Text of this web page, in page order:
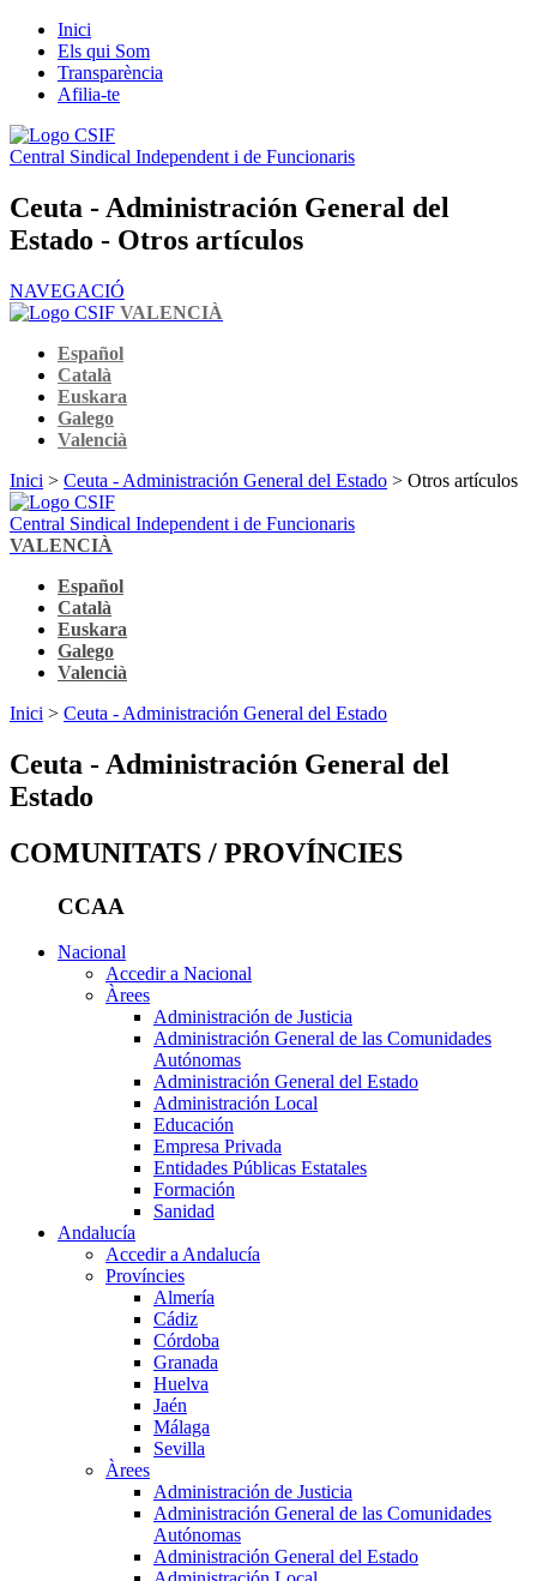
Inici
Els qui Som
Transparència
Afilia-te
Central Sindical Independent i de Funcionaris
Ceuta - Administración General del
Estado - Otros artículos
NAVEGACIÓ
VALENCIÀ
Español
Català
Euskara
Galego
Valencià
Inici > Ceuta - Administración General del Estado > Otros artículos
Central Sindical Independent i de Funcionaris
VALENCIÀ
Español
Català
Euskara
Galego
Valencià
Inici > Ceuta - Administración General del Estado
Ceuta - Administración General del
Estado
COMUNITATS / PROVÍNCIES
CCAA
Nacional
Accedir a Nacional
Àrees
Administración de Justicia
Administración General de las Comunidades
Autónomas
Administración General del Estado
Administración Local
Educación
Empresa Privada
Entidades Públicas Estatales
Formación
Sanidad
Andalucía
Accedir a Andalucía
Províncies
Almería
Cádiz
Córdoba
Granada
Huelva
Jaén
Málaga
Sevilla
Àrees
Administración de Justicia
Administración General de las Comunidades
Autónomas
Administración General del Estado